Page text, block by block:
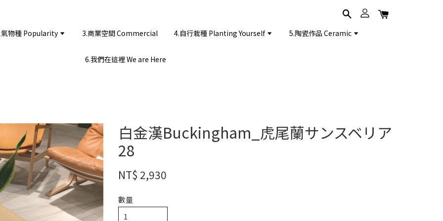
氣物種 Popularity 3.商業空間 Commercial 4.自行栽種 Planting Yourself 5.陶瓷作品 Ceramic
6.我們在這裡 We are Here
白金漢Buckingham_虎尾蘭サンスベリア
28
NT$ 2,930
數量